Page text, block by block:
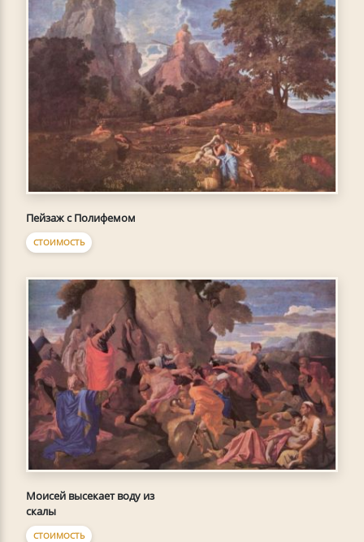
Пейзаж с Полифемом
СТОИМОСТЬ
Моисей высекает воду из
скалы
СТОИМОСТЬ